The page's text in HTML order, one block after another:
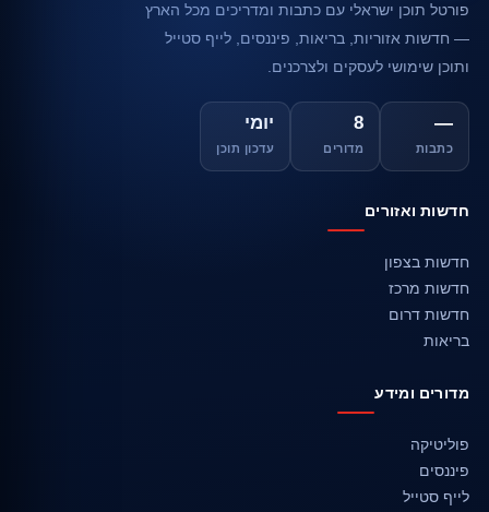
פורטל תוכן ישראלי עם כתבות ומדריכים מכל הארץ
— חדשות אזוריות, בריאות, פיננסים, לייף סטייל
ותוכן שימושי לעסקים ולצרכנים.
—
כתבות
8
מדורים
יומי
עדכון תוכן
חדשות ואזורים
חדשות בצפון
חדשות מרכז
חדשות דרום
בריאות
מדורים ומידע
פוליטיקה
פיננסים
לייף סטייל